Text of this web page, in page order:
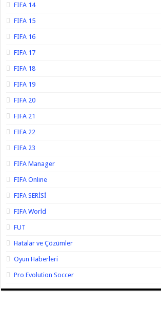
FIFA 14
FIFA 15
FIFA 16
FIFA 17
FIFA 18
FIFA 19
FIFA 20
FIFA 21
FIFA 22
FIFA 23
FIFA Manager
FIFA Online
FIFA SERİSİ
FIFA World
FUT
Hatalar ve Çözümler
Oyun Haberleri
Pro Evolution Soccer